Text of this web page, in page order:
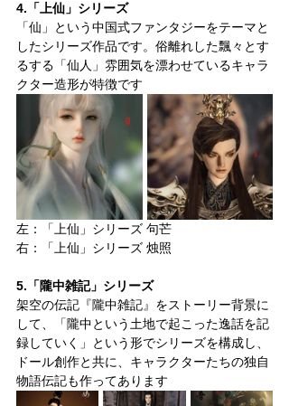
4.「上仙」シリーズ
「仙」という中国式ファンタジーをテーマと
したシリーズ作品です。俗離れした飄々とす
るする「仙人」雰囲気を漂わせているキャラ
クター造形が特徴です
左：「上仙」シリーズ 句芒
右：「上仙」シリーズ 烛照
5.「隴中雑記」シリーズ
架空の伝記『隴中雑記』をストーリー背景に
して、「隴中という土地で起こった逸話を記
録していく」という形でシリーズを構成し、
ドール創作と共に、キャラクターたちの独自
物語伝記も作ってあります